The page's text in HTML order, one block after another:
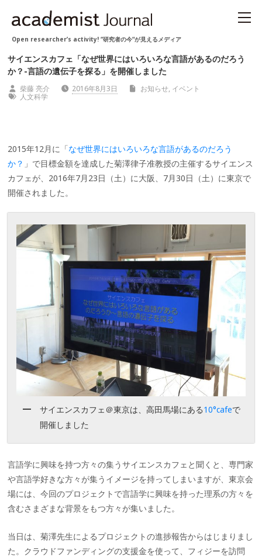
Open researcher’s activity! “研究者の今“が見えるメディア
サイエンスカフェ「なぜ世界にはいろいろな言語があるのだろう
か？-言語の遺伝子を探る」を開催しました
柴藤 亮介 2016年8月3日 お知らせ, イベント
人文科学
2015年12月に「なぜ世界にはいろいろな言語があるのだろう
か？ 」で目標金額を達成した菊澤律子准教授の主催するサイエンス
カフェが、2016年7月23日（土）に大阪、7月30日（土）に東京で
開催されました。
サイエンスカフェ＠東京は、高田馬場にある10°cafeで
開催しました
言語学に興味を持つ方々の集うサイエンスカフェと聞くと、専門家
や言語学好きな方々が集うイメージを持ってしまいますが、東京会
場には、今回のプロジェクトで言語学に興味を持った理系の方々を
含むさまざまな背景をもつ方々が集いました。
当日は、菊澤先生によるプロジェクトの進捗報告からはじまりまし
た。クラウドファンディングの支援金を使って、フィジーを訪問